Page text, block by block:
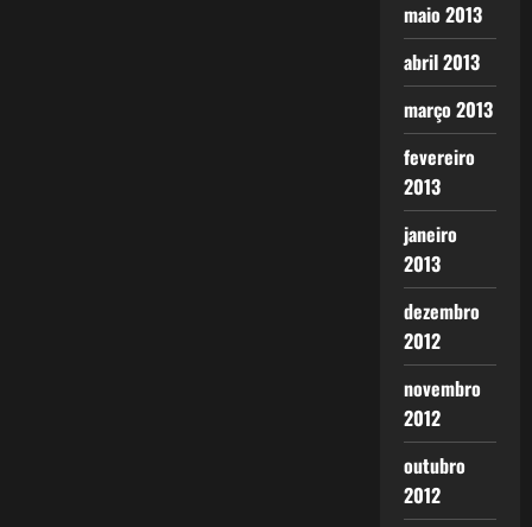
maio 2013
abril 2013
março 2013
fevereiro
2013
janeiro
2013
dezembro
2012
novembro
2012
outubro
2012